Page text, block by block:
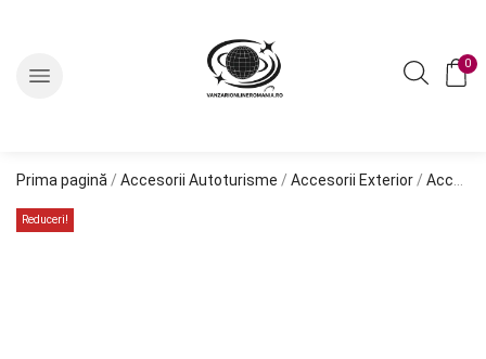
0
Prima pagină / Accesorii Autoturisme / Accesorii Exterior / Accesorii Roti
Reduceri!